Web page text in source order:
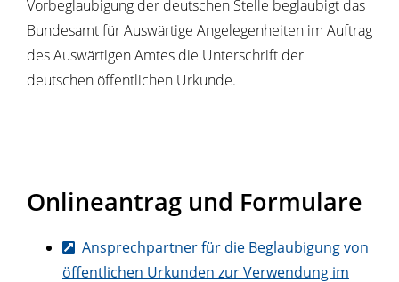
Vorbeglaubigung der deutschen Stelle beglaubigt das
Bundesamt für Auswärtige Angelegenheiten im Auftrag
des Auswärtigen Amtes die Unterschrift der
deutschen öffentlichen Urkunde.
Onlineantrag und Formulare
Ansprechpartner für die Beglaubigung von
öffentlichen Urkunden zur Verwendung im